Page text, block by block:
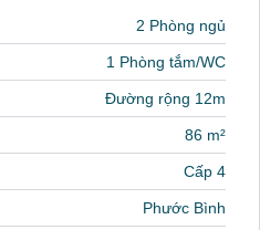
2 Phòng ngủ
1 Phòng tắm/WC
Đường rộng 12m
86 m²
Cấp 4
Phước Bình